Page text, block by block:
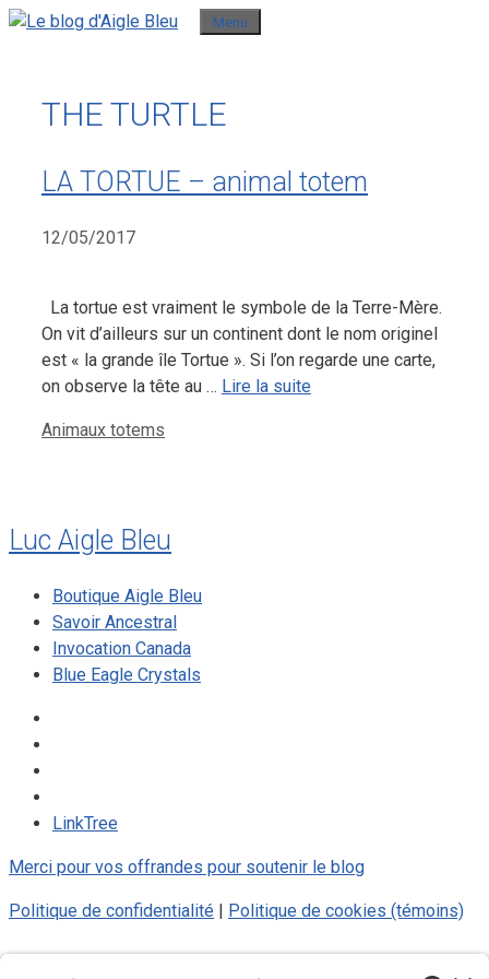
Aller
Menu
THE TURTLE
LA TORTUE – animal totem
12/05/2017
La tortue est vraiment le symbole de la Terre-Mère.
On vit d’ailleurs sur un continent dont le nom originel
est « la grande île Tortue ». Si l’on regarde une carte,
on observe la tête au … Lire la suite
Catégories
Animaux totems
Luc Aigle Bleu
Boutique Aigle Bleu
Savoir Ancestral
Invocation Canada
Blue Eagle Crystals
LinkTree
Merci pour vos offrandes pour soutenir le blog
Politique de confidentialité | Politique de cookies (témoins)